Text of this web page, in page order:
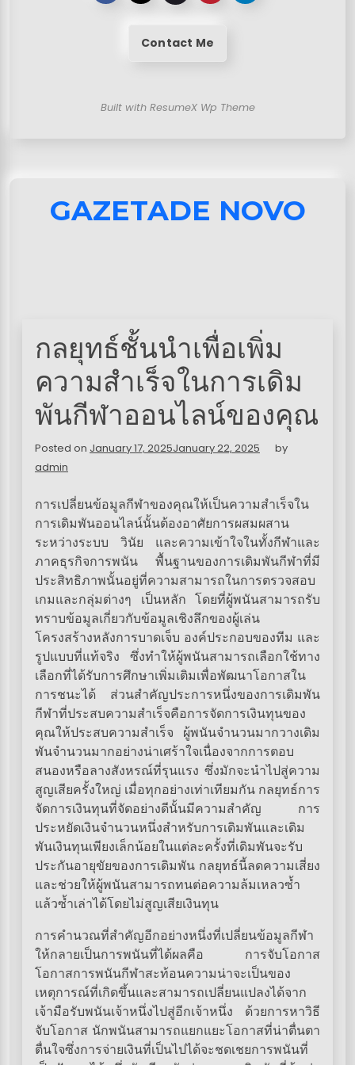
Contact Me
Built with ResumeX Wp Theme
GAZETADE NOVO
กลยุทธ์ชั้นนำเพื่อเพิ่ม
ความสำเร็จในการเดิม
พันกีฬาออนไลน์ของคุณ
Posted on January 17, 2025January 22, 2025
by
admin
การเปลี่ยนข้อมูลกีฬาของคุณให้เป็นความสำเร็จใน
การเดิมพันออนไลน์นั้นต้องอาศัยการผสมผสาน
ระหว่างระบบ วินัย และความเข้าใจในทั้งกีฬาและ
ภาคธุรกิจการพนัน พื้นฐานของการเดิมพันกีฬาที่มี
ประสิทธิภาพนั้นอยู่ที่ความสามารถในการตรวจสอบ
เกมและกลุ่มต่างๆ เป็นหลัก โดยที่ผู้พนันสามารถรับ
ทราบข้อมูลเกี่ยวกับข้อมูลเชิงลึกของผู้เล่น
โครงสร้างหลังการบาดเจ็บ องค์ประกอบของทีม และ
รูปแบบที่แท้จริง ซึ่งทำให้ผู้พนันสามารถเลือกใช้ทาง
เลือกที่ได้รับการศึกษาเพิ่มเติมเพื่อพัฒนาโอกาสใน
การชนะได้ ส่วนสำคัญประการหนึ่งของการเดิมพัน
กีฬาที่ประสบความสำเร็จคือการจัดการเงินทุนของ
คุณให้ประสบความสำเร็จ ผู้พนันจำนวนมากวางเดิม
พันจำนวนมากอย่างน่าเศร้าใจเนื่องจากการตอบ
สนองหรือลางสังหรณ์ที่รุนแรง ซึ่งมักจะนำไปสู่ความ
สูญเสียครั้งใหญ่ เมื่อทุกอย่างเท่าเทียมกัน กลยุทธ์การ
จัดการเงินทุนที่จัดอย่างดีนั้นมีความสำคัญ การ
ประหยัดเงินจำนวนหนึ่งสำหรับการเดิมพันและเดิม
พันเงินทุนเพียงเล็กน้อยในแต่ละครั้งที่เดิมพันจะรับ
ประกันอายุขัยของการเดิมพัน กลยุทธ์นี้ลดความเสี่ยง
และช่วยให้ผู้พนันสามารถทนต่อความล้มเหลวซ้ำ
แล้วซ้ำเล่าได้โดยไม่สูญเสียเงินทุน
การคำนวณที่สำคัญอีกอย่างหนึ่งที่เปลี่ยนข้อมูลกีฬา
ให้กลายเป็นการพนันที่ได้ผลคือ การจับโอกาส
โอกาสการพนันกีฬาสะท้อนความน่าจะเป็นของ
เหตุการณ์ที่เกิดขึ้นและสามารถเปลี่ยนแปลงได้จาก
เจ้ามือรับพนันเจ้าหนึ่งไปสู่อีกเจ้าหนึ่ง ด้วยการหาวิธี
จับโอกาส นักพนันสามารถแยกแยะโอกาสที่น่าตื่นตา
ตื่นใจซึ่งการจ่ายเงินที่เป็นไปได้จะชดเชยการพนันที่